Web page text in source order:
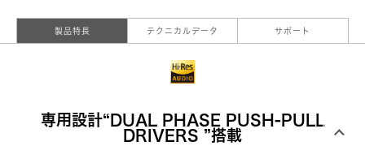
製品特長 テクニカルデータ サポート
専用設計“DUAL PHASE PUSH-PULL
DRIVERS ”搭載